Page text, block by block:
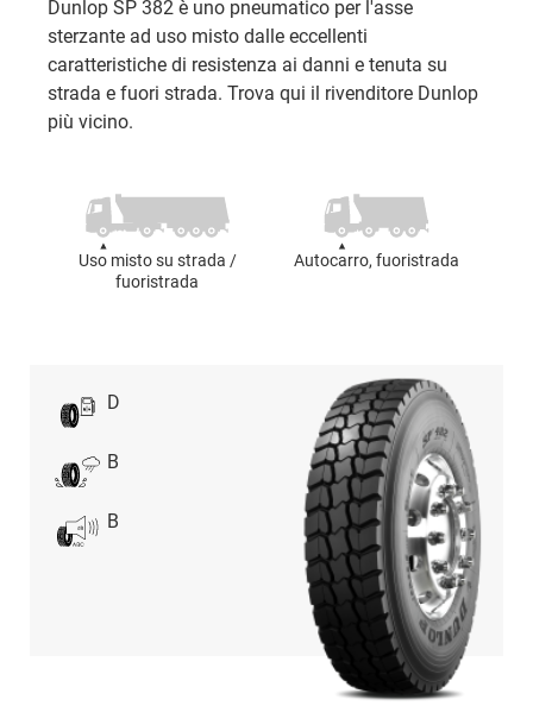
Dunlop SP 382 è uno pneumatico per l'asse
sterzante ad uso misto dalle eccellenti
caratteristiche di resistenza ai danni e tenuta su
strada e fuori strada. Trova qui il rivenditore Dunlop
più vicino.
Uso misto su strada /
fuoristrada
Autocarro, fuoristrada
D
B
B